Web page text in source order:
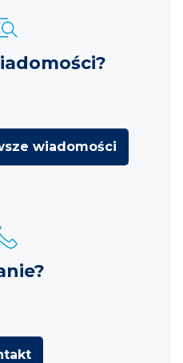
wiadomości